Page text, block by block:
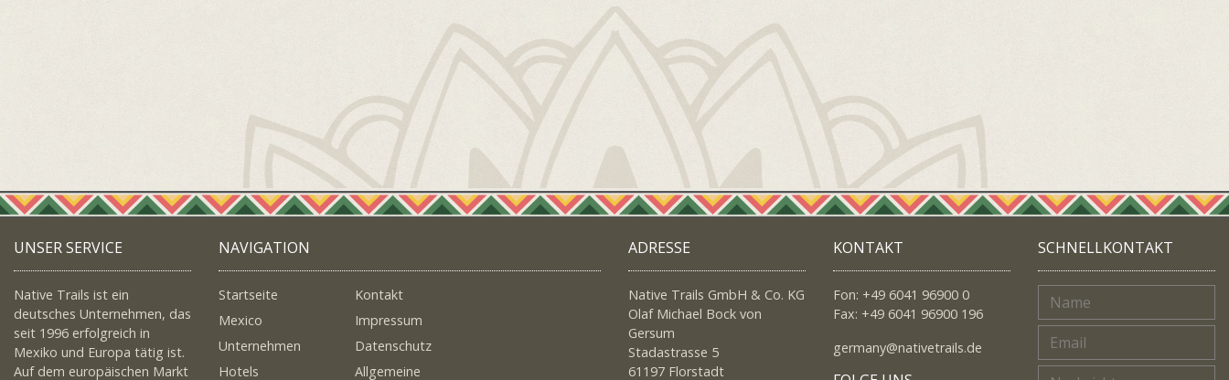
UNSER SERVICE
Native Trails ist ein
deutsches Unternehmen, das
seit 1996 erfolgreich in
Mexiko und Europa tätig ist.
Auf dem europäischen Markt
NAVIGATION
Startseite
Mexico
Unternehmen
Hotels
Kontakt
Impressum
Datenschutz
Allgemeine
ADRESSE
Native Trails GmbH & Co. KG
Olaf Michael Bock von
Gersum
Stadastrasse 5
61197 Florstadt
KONTAKT
Fon: +49 6041 96900 0
Fax: +49 6041 96900 196
germany@nativetrails.de
SCHNELLKONTAKT